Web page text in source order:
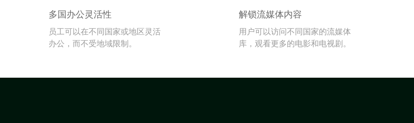
多国办公灵活性
员工可以在不同国家或地区灵活
办公，而不受地域限制。
解锁流媒体内容
用户可以访问不同国家的流媒体
库，观看更多的电影和电视剧。